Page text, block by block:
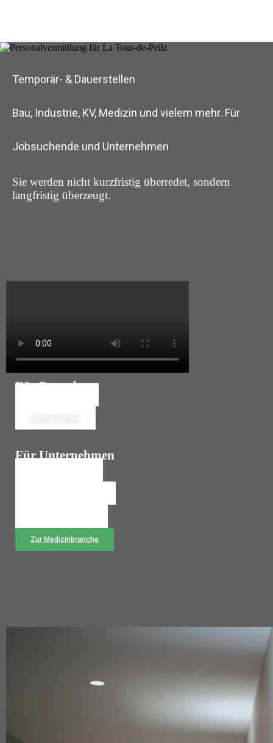
Temporär- & Dauerstellen
Bau, Industrie, KV, Medizin und vielem mehr. Für
Jobsuchende und Unternehmen
Sie werden nicht kurzfristig überredet, sondern
langfristig überzeugt.
Für Bewerber
Für Unternehmen
Zur Medizinbranche